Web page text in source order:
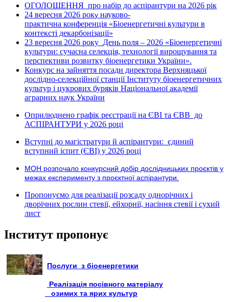
ОГОЛОШЕННЯ про набір до аспірантури на 2026 рік
24 вересня 2026 року науково-
практична конференція «Біоенергетичні культури в
контексті декарбонізації»
23 вересня 2026 року День поля – 2026 «Біоенергетичні
культури: сучасна селекція, технології вирощування та
перспективи розвитку біоенергетики України».
Конкурс на зайняття посади директора Верхняцької
дослідно-селекційної станції Інституту біоенергетичних
культур і цукрових буряків Національної академії
аграрних наук України
Оприлюднено графік реєстрації на ЄВІ та ЄВВ до
АСПІРАНТУРИ у 2026 році
Вступні до магістратури й аспірантури: єдиний
вступний іспит (ЄВІ) у 2026 році
МОН розпочало конкурсний добір дослідницьких проєктів у
межах експерименту з проєктної аспірантури.
Пропонуємо для реалізації розсаду однорічних і
дворічних рослин стевії, ейхорнії, насіння стевії і сухий
лист
Інститут пропонує
Послуги з біоенергетики
Реалізація посівного матеріалу
озимих та ярих культур